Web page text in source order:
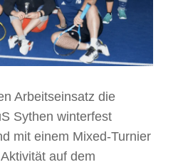
Arbeitseinsatz die
Sythen winterfest
mit einem Mixed-Turnier
auf dem